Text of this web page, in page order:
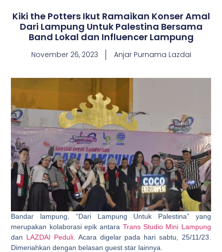
Kiki the Potters Ikut Ramaikan Konser Amal
Dari Lampung Untuk Palestina Bersama
Band Lokal dan Influencer Lampung
November 26, 2023 Anjar Purnama Lazdai
Bandar lampung, “Dari Lampung Untuk Palestina” yang
merupakan kolaborasi epik antara Trans Studio Mini Lampung
dan LAZDAI Peduli. Acara digelar pada hari sabtu, 25/11/23.
Dimeriahkan dengan belasan guest star lainnya.